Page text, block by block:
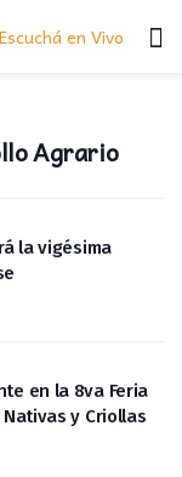
Escuchá en Vivo
Agrario
la vigésima
en la 8va Feria
y Criollas